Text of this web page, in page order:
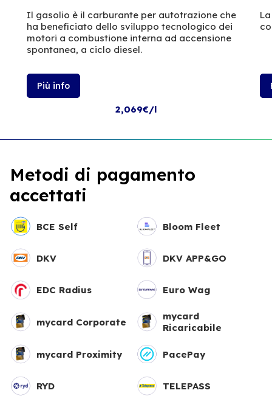
Il gasolio è il carburante per autotrazione che
ha beneficiato dello sviluppo tecnologico dei
motori a combustione interna ad accensione
spontanea, a ciclo diesel.
Più info
2,069€/l
Metodi di pagamento
accettati
BCE Self Bloom Fleet
DKV DKV APP&GO
EDC Radius Euro Wag
mycard Corporate
mycard
Ricaricabile
mycard Proximity PacePay
RYD TELEPASS